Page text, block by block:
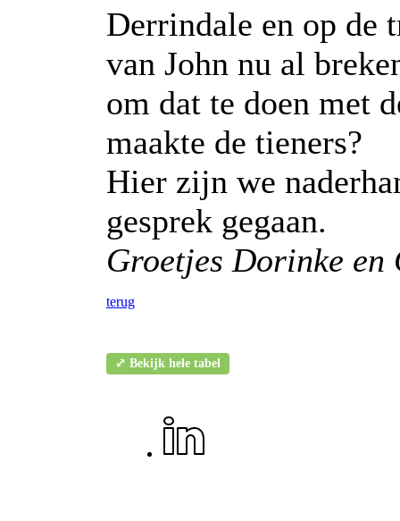
Derrindale en op de
van John nu al
om dat te doen met
maakte de tieners?
Hier zijn we
gesprek gegaan.
Groetjes Dorinke en
terug
⤢ Bekijk hele tabel